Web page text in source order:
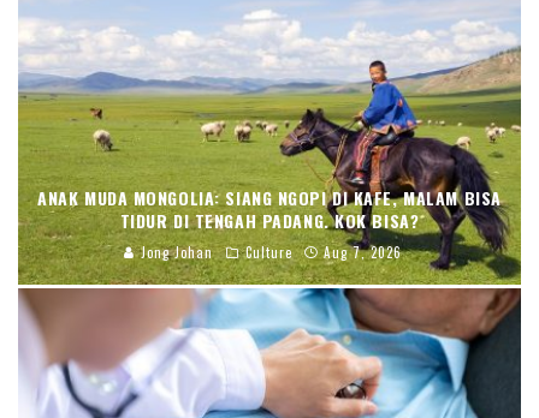
ANAK MUDA MONGOLIA: SIANG NGOPI DI KAFE, MALAM BISA
TIDUR DI TENGAH PADANG. KOK BISA?
Jong Johan Culture Aug 7, 2026